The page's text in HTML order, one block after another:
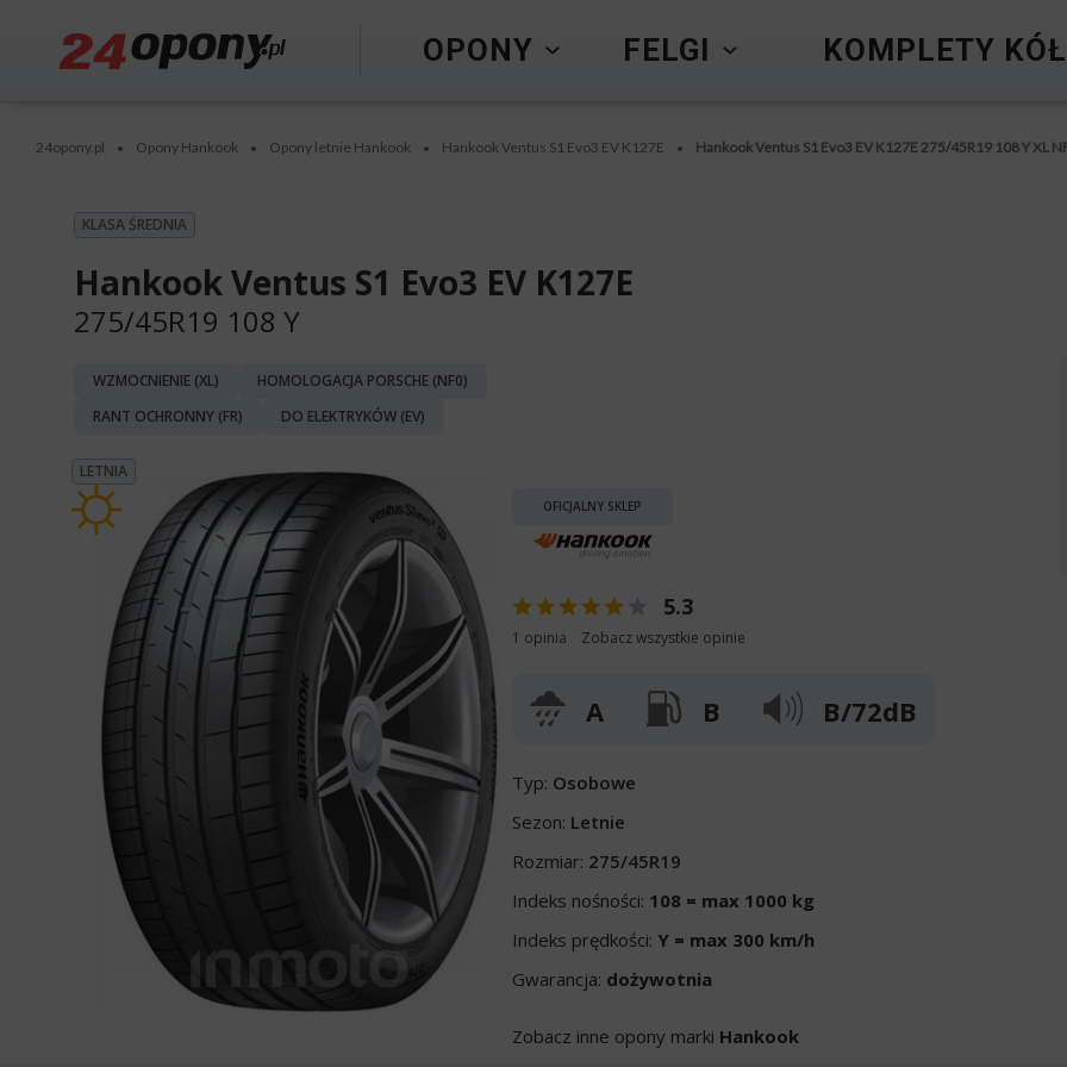
OPONY FELGI KOMPLETY KÓŁ
24opony.pl • Opony Hankook • Opony letnie Hankook • Hankook Ventus S1 Evo3 EV K127E • Hankook Ventus S1 Evo3 EV K127E 275/45R19 108 Y XL
KLASA ŚREDNIA
Hankook Ventus S1 Evo3 EV K127E
275/45R19 108 Y
WZMOCNIENIE (XL)
HOMOLOGACJA PORSCHE (NF0)
RANT OCHRONNY (FR)
DO ELEKTRYKÓW (EV)
LETNIA
OFICJALNY SKLEP
5.3
1 opinia Zobacz wszystkie opinie
A B B/72dB
Typ: Osobowe
Sezon: Letnie
Rozmiar: 275/45R19
Indeks nośności: 108 = max 1000 kg
Indeks prędkości: Y = max 300 km/h
Gwarancja: dożywotnia
Zobacz inne opony marki Hankook